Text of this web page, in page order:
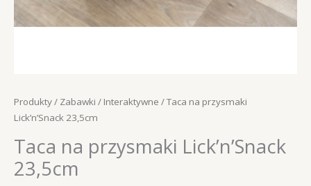
Produkty/ Zabawki / Interaktywne / Taca na przysmaki
Lick’n’Snack 23,5cm
Taca na przysmaki Lick’n’Snack
23,5cm